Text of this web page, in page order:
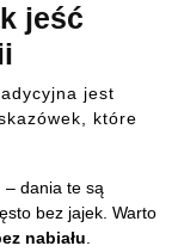
jeść
jest
które
– dania te są
bez jajek. Warto
nabiału.